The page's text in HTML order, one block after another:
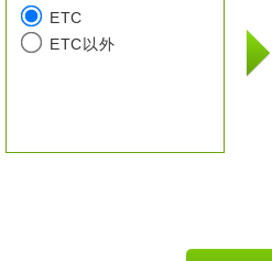
ETC
ETC以外